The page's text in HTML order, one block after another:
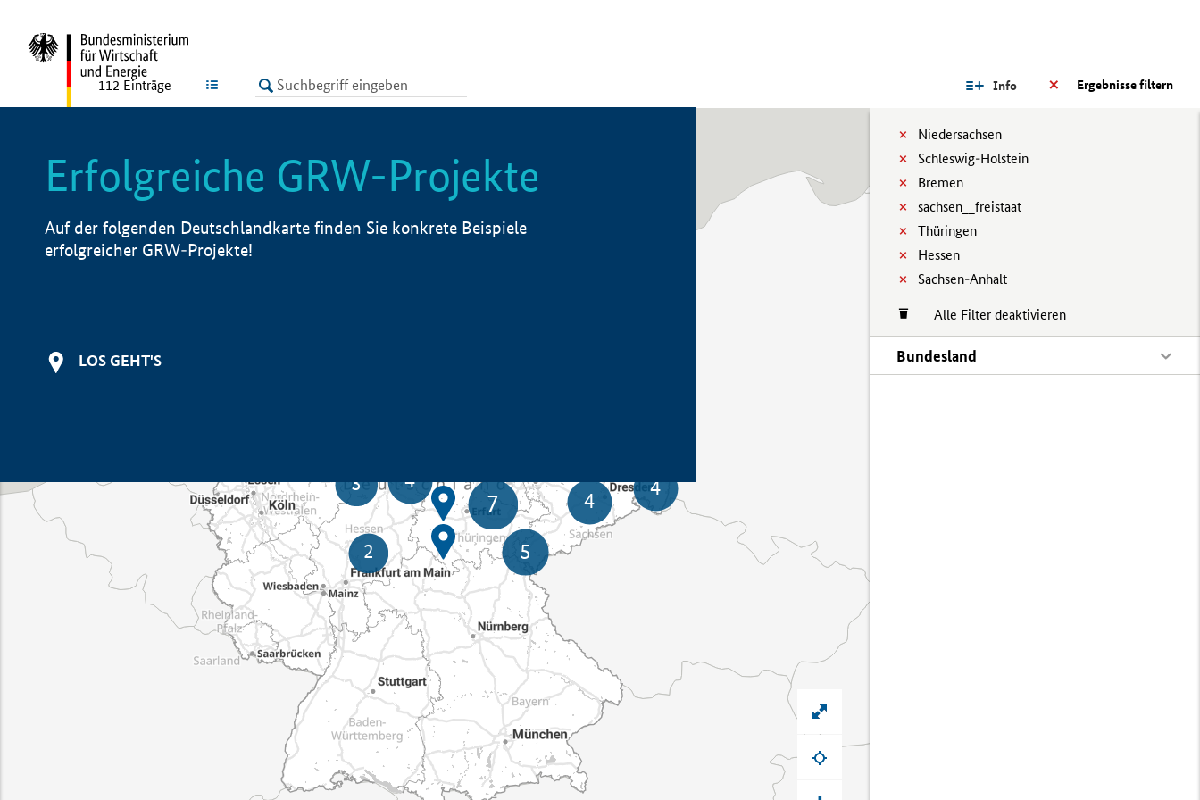
LISTE Ergebnisse filtern
Info
Niedersachsen
Schleswig-Holstein
Bremen
sachsen__freistaat
Thüringen
Hessen
Sachsen-Anhalt
Alle Filter deaktivieren
Bundesland
112 Einträge
Erfolgreiche GRW-Projekte
Auf der folgenden Deutschlandkarte finden Sie konkrete Beispiele
erfolgreicher GRW-Projekte!
LOS GEHT'S